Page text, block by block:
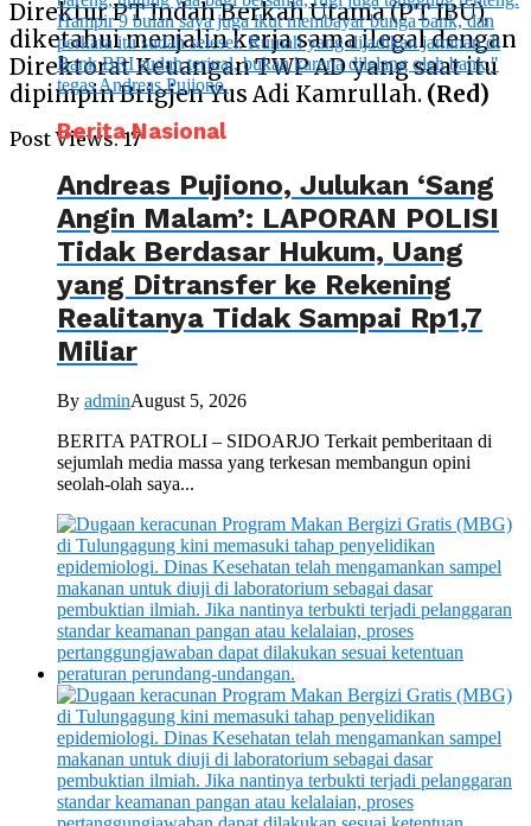
Direktur PT Indah Berkah Utama (PT IBU),
diketahui menjalin kerja sama ilegal dengan
Direktorat Keuangan TWP AD yang saat itu
dipimpin Brigjen Yus Adi Kamrullah. (Red)
Post Views: 17
Berita Nasional
Andreas Pujiono, Julukan ‘Sang
Angin Malam’: LAPORAN POLISI
Tidak Berdasar Hukum, Uang
yang Ditransfer ke Rekening
Realitanya Tidak Sampai Rp1,7
Miliar
By adminAugust 5, 2026
BERITA PATROLI – SIDOARJO Terkait pemberitaan di
sejumlah media massa yang terkesan membangun opini
seolah-olah saya...